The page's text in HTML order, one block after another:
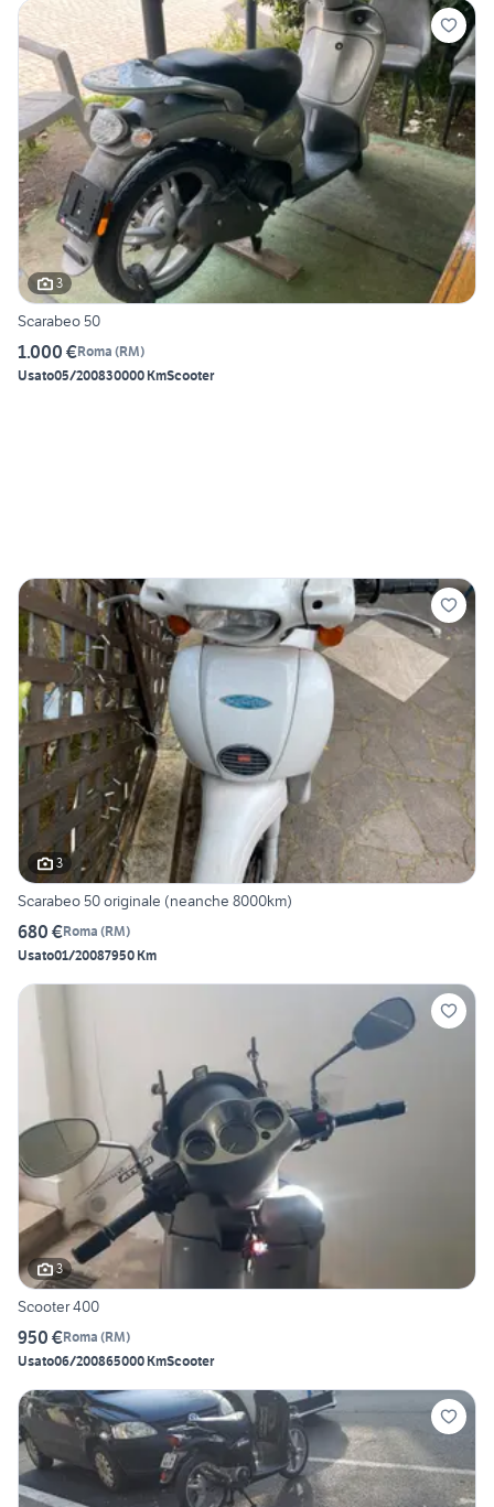
3
Scarabeo 50
1.000 €Roma (RM)
Usato05/200830000 KmScooter
3
Scarabeo 50 originale (neanche 8000km)
680 €Roma (RM)
Usato01/20087950 Km
3
Scooter 400
950 €Roma (RM)
Usato06/200865000 KmScooter